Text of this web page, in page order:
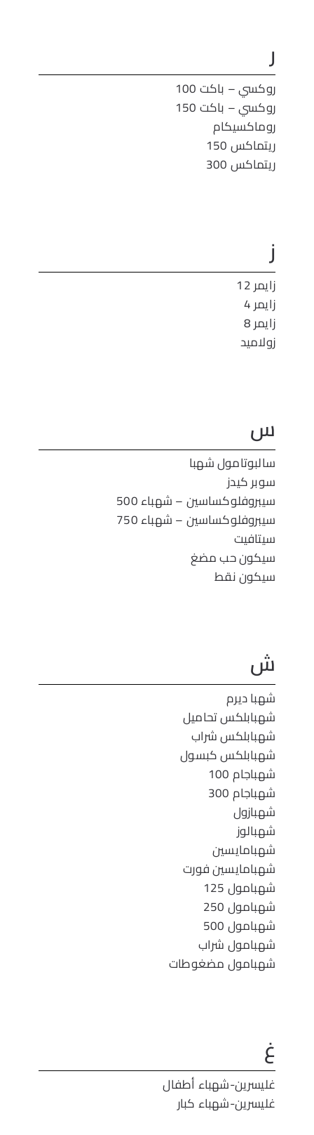
ر
روكسي – باكت 100
روكسي – باكت 150
روماكسيكام
ريتماكس 150
ريتماكس 300
ز
زايمر 12
زايمر 4
زايمر 8
زولاميد
س
سالبوتامول شهبا
سوبر كيدز
سيبروفلوكساسين – شهباء 500
سيبروفلوكساسين – شهباء 750
سيتافيت
سيكون حب مضغ
سيكون نقط
ش
شهبا ديرم
شهبابلكس تحاميل
شهبابلكس شراب
شهبابلكس كبسول
شهباجام 100
شهباجام 300
شهبازول
شهبالوز
شهبامايسين
شهبامايسين فورت
شهبامول 125
شهبامول 250
شهبامول 500
شهبامول شراب
شهبامول مضغوطات
غ
غليسرين-شهباء أطفال
غليسرين-شهباء كبار